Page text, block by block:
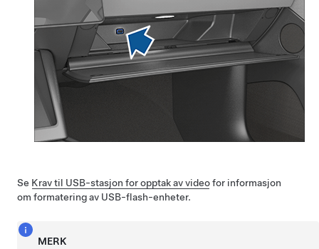
Se Krav til USB-stasjon for opptak av videofor informasjon
om formatering av USB-flash-enheter.
MERK